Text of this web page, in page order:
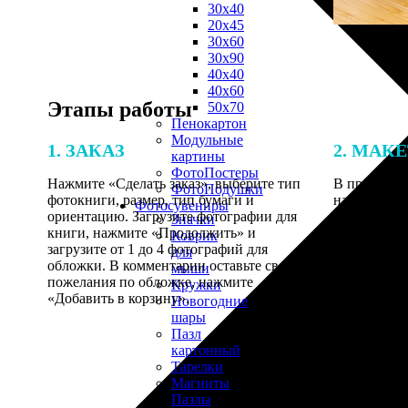
30х40
20х45
30х60
30х90
40х40
40х60
50х70
Пенокартон
Модульные
картины
ФотоПостеры
ФотоПодушки
Фотоcувениры
Значки
Коврик
для
мыши
Кружки
Новогодние
шары
Пазл
картонный
Тарелки
Магниты
Пазлы
Этапы работы
1. ЗАКАЗ
Нажмите «Сделать заказ», выберите тип
фотокниги, размер, тип бумаги и
ориентацию. Загрузите фотографии для
книги, нажмите «Продолжить» и
загрузите от 1 до 4 фотографий для
обложки. В комментарии оставьте свои
пожелания по обложке, нажмите
«Добавить в корзину».
2.
В процессе
наши